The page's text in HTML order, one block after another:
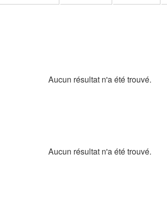
Aucun résultat n'a été trouvé.
Aucun résultat n'a été trouvé.